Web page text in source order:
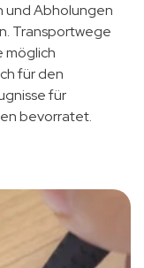
und Abholungen
Transportwege
möglich
für den
für
bevorratet.